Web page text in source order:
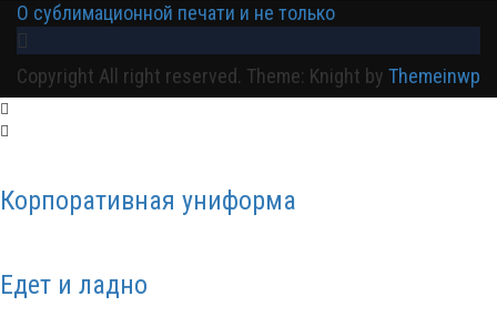
О сублимационной печати и не только
Copyright All right reserved. Theme: Knight by Themeinwp
Корпоративная униформа
Едет и ладно